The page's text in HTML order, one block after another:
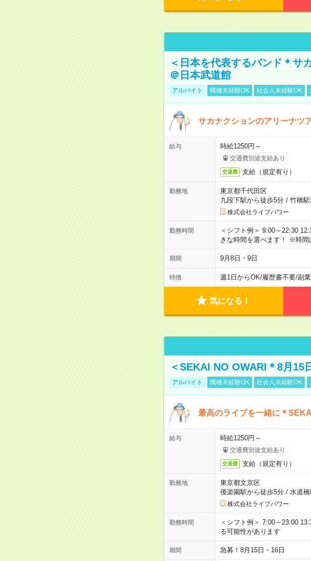
＜日本を代表するバンド＊サ
＠日本武道館
アルバイト 職種未経験OK 社会人未経験OK
サカナクションのアリーナツ
給与 時給1250円～
交通費別途支給あり
交通費 支給（規定有り）
勤務地
東京都千代田区
九段下駅から徒歩5分/ 竹橋
株式会社ライブパワー
勤務時間
＜シフト例＞ 9:00～22:30
きな時間を選べます！ ※時間
期間 9月8日・9日
特徴 週1日からOK/履歴書不要/副
気になる！
＜SEKAI NO OWARI＊8月15
アルバイト 職種未経験OK 社会人未経験OK
最高のライブを一緒に＊
給与 時給1250円～
交通費別途支給あり
交通費 支給（規定有り）
勤務地
東京都文京区
後楽園駅から徒歩5分/ 水道
株式会社ライブパワー
勤務時間
＜シフト例＞ 7:00～23:00
る可能性があります
期間 急募！8月15日・16日